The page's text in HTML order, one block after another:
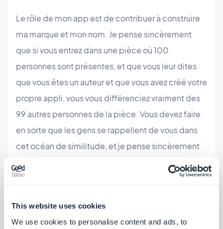
This website uses cookies
We use cookies to personalise content and ads, to
Le rôle de mon app est de contribuer à construire
ma marque et mon nom. Je pense sincèrement
que si vous entrez dans une pièce où 100
personnes sont présentes, et que vous leur dites
que vous êtes un auteur et que vous avez créé votre
propre appli, vous vous différenciez vraiment des
99 autres personnes de la pièce. Vous devez faire
en sorte que les gens se rappellent de vous dans
cet océan de similitude, et je pense sincèrement
crédibilité.